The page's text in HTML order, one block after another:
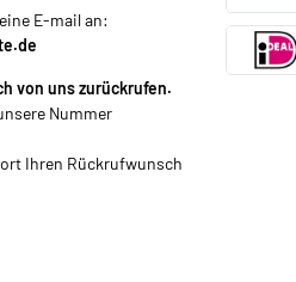
E-mail an:
von uns zurückrufen.
Nummer
Ihren Rückrufwunsch